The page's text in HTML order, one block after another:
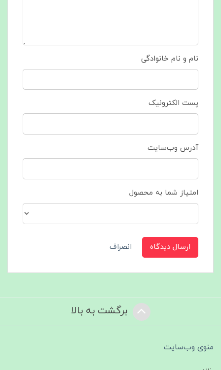
نام و نام خانوادگی
پست الکترونیک
آدرس وب‌سایت
امتیاز شما به محصول
ارسال دیدگاه انصراف
برگشت به بالا
منوی وب‌سایت